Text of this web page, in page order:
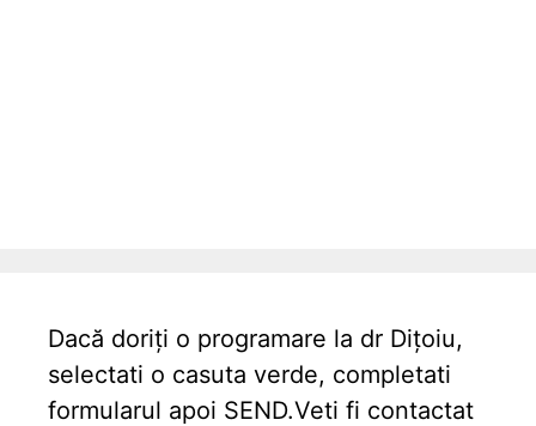
Dacă doriți o programare la dr Dițoiu,
selectati o casuta verde, completati
formularul apoi SEND.Veti fi contactat